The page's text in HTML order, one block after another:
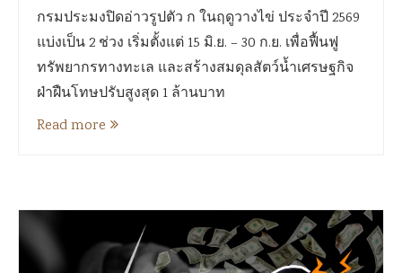
กรมประมงปิดอ่าวรูปตัว ก ในฤดูวางไข่ ประจำปี 2569
แบ่งเป็น 2 ช่วง เริ่มตั้งแต่ 15 มิ.ย. – 30 ก.ย. เพื่อฟื้นฟู
ทรัพยากรทางทะเล และสร้างสมดุลสัตว์น้ำเศรษฐกิจ
ฝ่าฝืนโทษปรับสูงสุด 1 ล้านบาท
Read more